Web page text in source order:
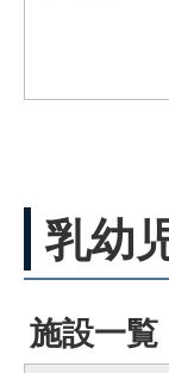
乳幼
施設一覧